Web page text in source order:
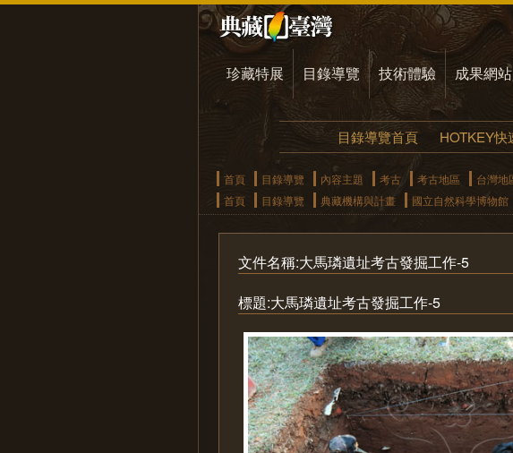
珍藏特展 目錄導覽 技術體驗 成果網
目錄導覽首頁 HOTKEY快
首頁 目錄導覽 內容主題 考古 考古地區 台灣地
首頁
目錄導覽 典藏機構與計畫 國立自然科學博物館
文件名稱:大馬璘遺址考古發掘工作-5
標題:大馬璘遺址考古發掘工作-5